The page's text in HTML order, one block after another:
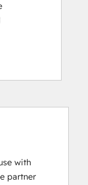
and
with
partner